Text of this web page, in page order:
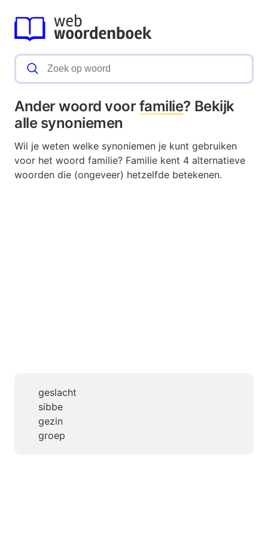
Ander woord voor familie? Bekijk
alle synoniemen
Wil je weten welke synoniemen je kunt gebruiken
voor het woord familie? Familie kent 4 alternatieve
woorden die (ongeveer) hetzelfde betekenen.
geslacht
sibbe
gezin
groep